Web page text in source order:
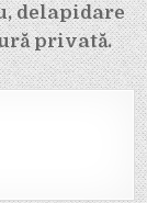
delapidare
privată.